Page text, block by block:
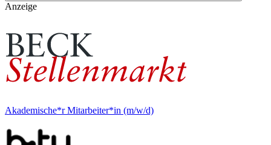
Anzeige
Akademische*r Mitarbeiter*in (m/w/d)